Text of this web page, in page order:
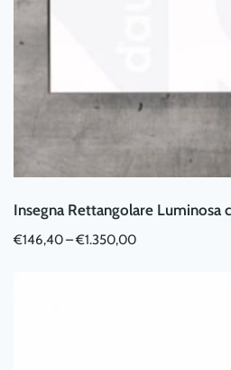
Insegna Rettangolare
€146,40–€1.350,00